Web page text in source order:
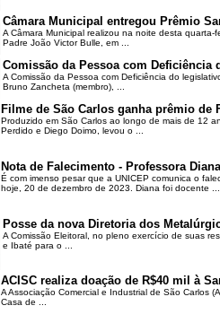
Câmara Municipal entregou Prêmio
A Câmara Municipal realizou na noite desta
Padre João Victor Bulle, em ...
Comissão da Pessoa com
A Comissão da Pessoa com Deficiência do
Bruno Zancheta (membro), ...
Filme de São Carlos ganha prêmio de
Produzido em São Carlos ao longo de mais de 12
Perdido e Diego Doimo, levou o ...
Nota de Falecimento - Professora
É com imenso pesar que a UNICEP comunica o
hoje, 20 de dezembro de 2023. Diana foi docente ...
Posse da nova Diretoria dos
A Comissão Eleitoral, no pleno exercício de suas
e Ibaté para o ...
ACISC realiza doação de R$40 mil à
A Associação Comercial e Industrial de São Carlos
Casa de ...